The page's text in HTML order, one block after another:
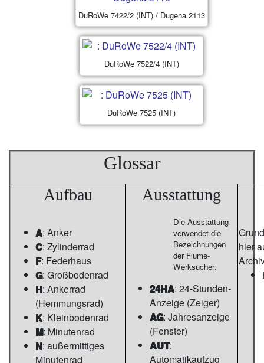
DuRoWe 7422/2 (INT) / Dugena 2113
DuRoWe 7522/4 (INT)
DuRoWe 7525 (INT)
Glossar
Aufbau Ausstattung
A: Anker
C: Zylinderrad
F: Federhaus
G: Großbodenrad
H: Ankerrad
(Hemmungsrad)
K: Kleinbodenrad
M: Minutenrad
N: außermittiges
Minutenrad
Die Ausstattung
verwendet die
Bezeichnungen
der Flume-
Werksucher:
24HA: 24-Stunden-
Anzeige (Zeiger)
AG: Jahresanzeige
(Fenster)
AUT:
Automatikaufzug
hier